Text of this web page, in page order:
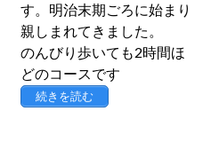
す。明治末期ごろに始まり
親しまれてきました。
のんびり歩いても2時間ほ
どのコースです
続きを読む